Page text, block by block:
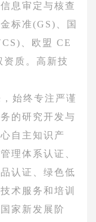
息审定与核查
标准(GS)、国
、欧盟 CE
质。高新技
始终专注严谨
的研究开发与
自主知识产
理体系认证、
认证、绿色低
术服务和培训
家新发展阶